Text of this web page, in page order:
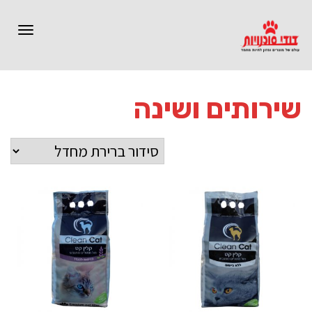
שירותים ושינה